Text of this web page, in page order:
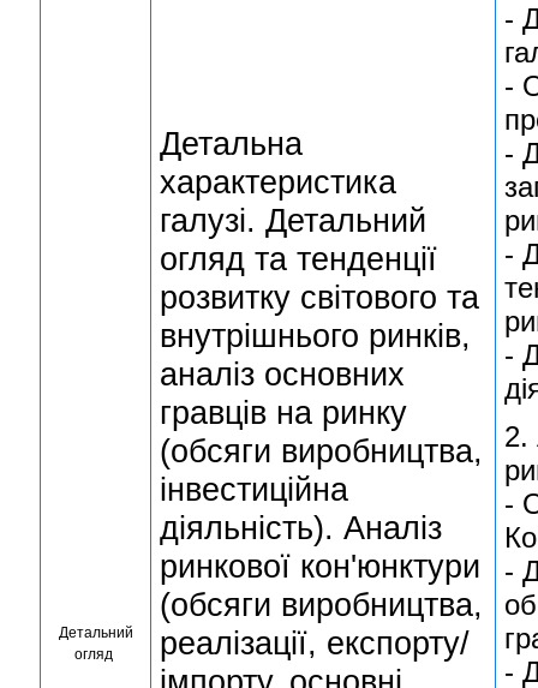
Детальний
огляд
Детальна
характеристика
галузі. Детальний
огляд та тенденції
розвитку світового та
внутрішнього ринків,
аналіз основних
гравців на ринку
(обсяги виробництва,
інвестиційна
діяльність). Аналіз
ринкової кон'юнктури
(обсяги виробництва,
реалізації, експорту/
-
-
-
-
-
2.
-
-
-